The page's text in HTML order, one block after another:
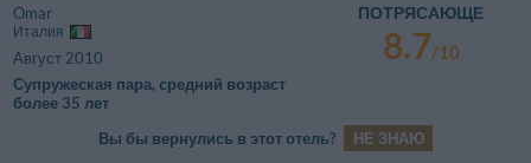
Omar
Италия
Август 2010
Супружеская пара, средний возраст
более 35 лет
ПОТРЯСАЮЩЕ
8.7/10
Вы бы вернулись в этот отель?
НЕ ЗНАЮ